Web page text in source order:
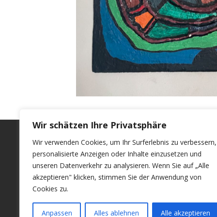
Wir schätzen Ihre Privatsphäre
Wir verwenden Cookies, um Ihr Surferlebnis zu verbessern,
personalisierte Anzeigen oder Inhalte einzusetzen und
unseren Datenverkehr zu analysieren. Wenn Sie auf „Alle
akzeptieren" klicken, stimmen Sie der Anwendung von
Cookies zu.
Anpassen Alles ablehnen Alle akzeptieren
Rechtliches
Kontakt
Datenschutz
Impressum